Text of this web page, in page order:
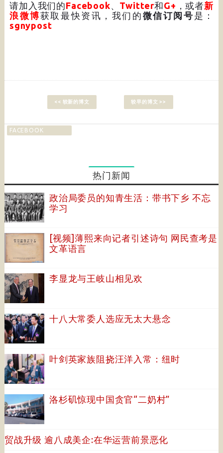
请加入我们的Facebook、 Twitter和G+ ，或者新
浪微博获取最快资讯，我们的 微信订阅号 是：
sgnypost
<< 较新的博文 较早的博文 >>
FACEBOOK
热门新闻
政治局委员的知青生活：带书下乡 不忘
学习
[视频]薄熙来向记者引述诗句 网民查考是
文革语言
李显龙与王岐山相见欢
十八大常委人选应无太大悬念
叶剑英家族阻挠汪洋入常：纽时
洛杉矶惊现中国贪官“二奶村”
贸战升级 逾八成美企:在华运营前景恶化